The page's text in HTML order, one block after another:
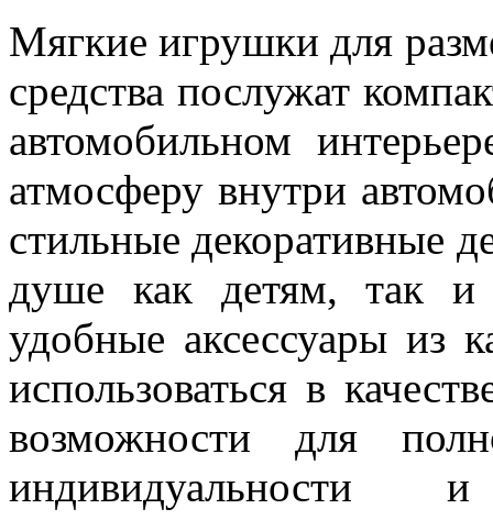
Мягкие игрушки для
средства послужат
автомобильном
атмосферу внутри
стильные декоративные
душе как детям, так
удобные аксессуары из
использоваться в
возможности для
индивидуальности